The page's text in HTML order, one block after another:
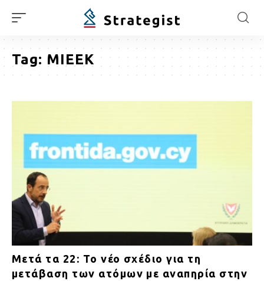
Tag: ΜΙΕΕΚ
Μετά τα 22: Το νέο σχέδιο για τη
μετάβαση των ατόμων με αναπηρία στην